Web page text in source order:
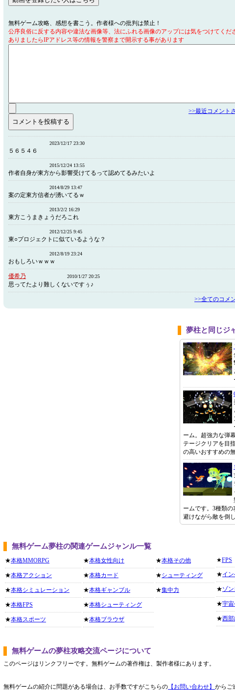
無料ゲーム攻略、感想を書こう。作者様への批判は禁止！
公序良俗に反する内容や違法な画像等、法にふれる画像のアップには気をつけてくだ
ありましたらIPアドレス等の情報を警察まで開示する事があります
>>最近コメント
2023/12/17 23:30
５６５４６
2015/12/24 13:55
作者自身が東方から影響受けてるって認めてるみたいよ
2014/8/29 13:47
案の定東方信者が湧いてるｗ
2013/2/2 16:29
東方こうまきょうだろこれ
2012/12/25 9:45
東○プロジェクトに似ているような？
2012/8/19 23:24
おもしろいｗｗｗ
優希乃 2010/1/27 20:25
思ってたより難しくないですぅ♪
>>全てのコメ
夢柱と同じジ
ーム。超強力な弾
テージクリアを目
の高いおすすめの
ームです。3種類
避けながら敵を倒
無料ゲーム夢柱の関連ゲームジャンル一覧
★本格MMORPG
★本格アクション
★本格シミュレーション
★本格FPS
★本格スポーツ
★本格女性向け
★本格カード
★本格ギャンブル
★本格シューティング
★本格ブラウザ
★本格その他
★シューティング
★集中力
★FPS
★イ
★ゾ
★宇宙
★西部
無料ゲームの夢柱攻略交流ページについて
このページはリンクフリーです。無料ゲームの著作権は、製作者様にあります。
無料ゲームの紹介に問題がある場合は、お手数ですがこちらの 【お問い合わせ】 からご